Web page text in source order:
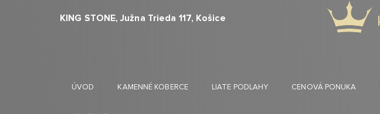
KING STONE, Južna Trieda 117, Košice
ÚVOD KAMENNÉ KOBERCE LIATE PODLAHY CENOVÁ PONUKA